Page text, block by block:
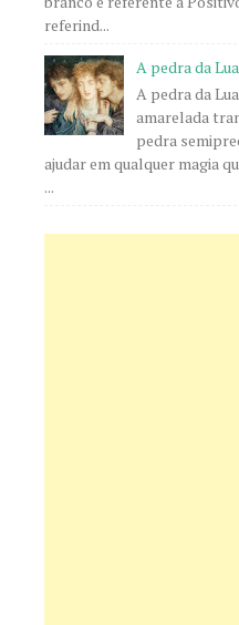
referind...
A pedra da Lua
A pedra da
amarelada
pedra
ajudar em qualquer magia
...